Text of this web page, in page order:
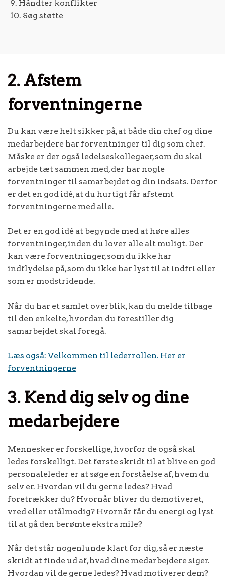
9. Håndter konflikter
10. Søg støtte
2. Afstem
forventningerne
Du kan være helt sikker på, at både din chef og dine
medarbejdere har forventninger til dig som chef.
Måske er der også ledelseskollegaer, som du skal
arbejde tæt sammen med, der har nogle
forventninger til samarbejdet og din indsats. Derfor
er det en god idé, at du hurtigt får afstemt
forventningerne med alle.
Det er en god idé at begynde med at høre alles
forventninger, inden du lover alle alt muligt. Der
kan være forventninger, som du ikke har
indflydelse på, som du ikke har lyst til at indfri eller
som er modstridende.
Når du har et samlet overblik, kan du melde tilbage
til den enkelte, hvordan du forestiller dig
samarbejdet skal foregå.
Læs også: Velkommen til lederrollen. Her er
forventningerne
3. Kend dig selv og dine
medarbejdere
Mennesker er forskellige, hvorfor de også skal
ledes forskelligt. Det første skridt til at blive en god
personaleleder er at søge en forståelse af, hvem du
selv er. Hvordan vil du gerne ledes? Hvad
foretrækker du? Hvornår bliver du demotiveret,
vred eller utålmodig? Hvornår får du energi og lyst
til at gå den berømte ekstra mile?
Når det står nogenlunde klart for dig, så er næste
skridt at finde ud af, hvad dine medarbejdere siger.
Hvordan vil de gerne ledes? Hvad motiverer dem?